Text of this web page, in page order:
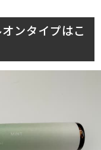
ンタイプはこ